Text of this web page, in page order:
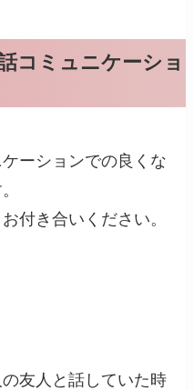
コミュニケーショ
ーションでの良くな
付き合いください。
友人と話していた時